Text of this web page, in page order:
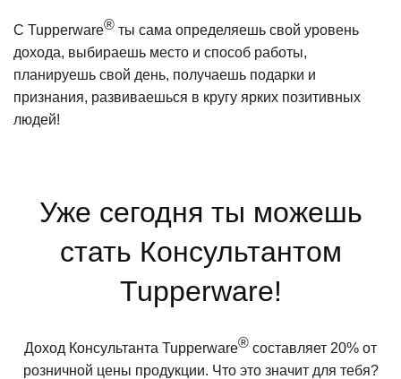
С Tupperware® ты сама определяешь свой уровень
дохода, выбираешь место и способ работы,
планируешь свой день, получаешь подарки и
признания, развиваешься в кругу ярких позитивных
людей!
Уже сегодня ты можешь
стать Консультантом
Tupperware!
Доход Консультанта Tupperware® составляет 20% от
розничной цены продукции. Что это значит для тебя?